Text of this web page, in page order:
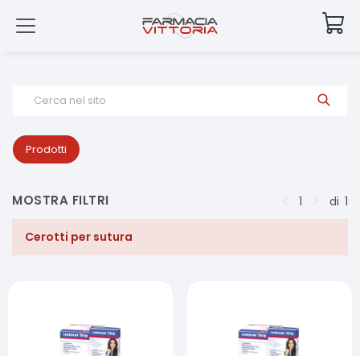
Cerca nel sito
Prodotti
MOSTRA FILTRI 1 di 1
Cerotti per sutura